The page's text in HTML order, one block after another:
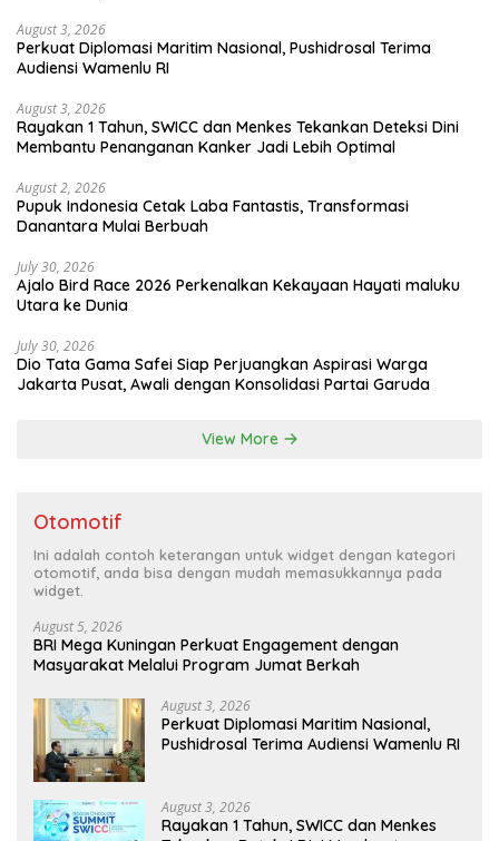
August 3, 2026
Perkuat Diplomasi Maritim Nasional, Pushidrosal Terima
Audiensi Wamenlu RI
August 3, 2026
Rayakan 1 Tahun, SWICC dan Menkes Tekankan Deteksi Dini
Membantu Penanganan Kanker Jadi Lebih Optimal
August 2, 2026
Pupuk Indonesia Cetak Laba Fantastis, Transformasi
Danantara Mulai Berbuah
July 30, 2026
Ajalo Bird Race 2026 Perkenalkan Kekayaan Hayati maluku
Utara ke Dunia
July 30, 2026
Dio Tata Gama Safei Siap Perjuangkan Aspirasi Warga
Jakarta Pusat, Awali dengan Konsolidasi Partai Garuda
View More
Otomotif
Ini adalah contoh keterangan untuk widget dengan kategori
otomotif, anda bisa dengan mudah memasukkannya pada
widget.
August 5, 2026
BRI Mega Kuningan Perkuat Engagement dengan
Masyarakat Melalui Program Jumat Berkah
August 3, 2026
Perkuat Diplomasi Maritim Nasional,
Pushidrosal Terima Audiensi Wamenlu RI
August 3, 2026
Rayakan 1 Tahun, SWICC dan Menkes